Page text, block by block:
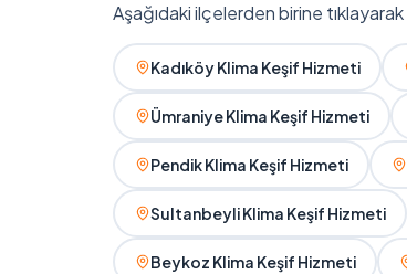
Aşağıdaki ilçelerden birine
Kadıköy Klima Keşif Hizmeti
Ümraniye Klima Keşif Hizmeti
Pendik Klima Keşif Hizmeti
Sultanbeyli Klima Keşif Hizmeti
Beykoz Klima Keşif Hizmeti